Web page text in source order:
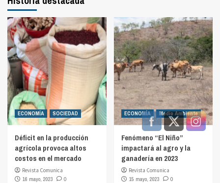
ECONOMÍA SOCIEDAD
Déficit en la producción
agrícola provoca altos
costos en el mercado
Revista Comunica
16 mayo, 2023
0
ECONOMÍA Medio Ambiente
Fenómeno “El Niño”
impactará al agro y la
ganadería en 2023
Revista Comunica
15 mayo, 2023
0